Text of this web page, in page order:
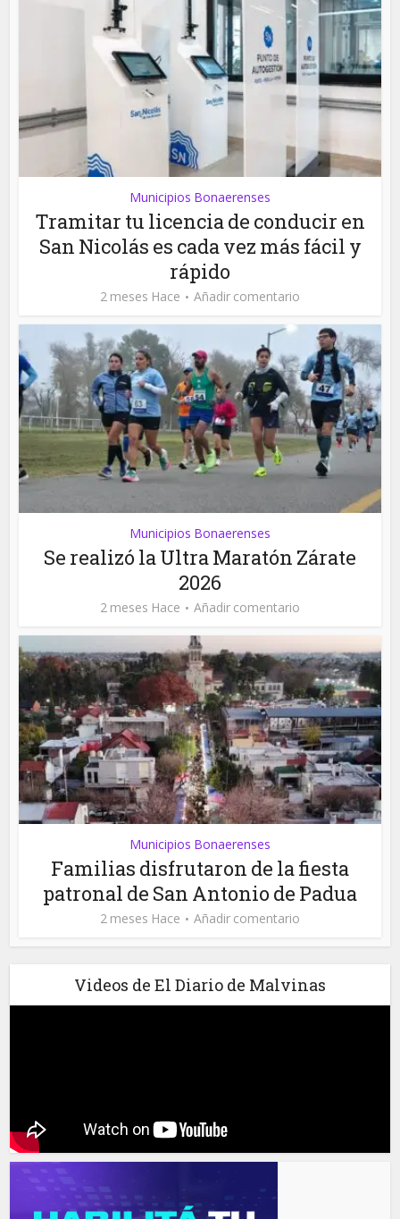
Municipios Bonaerenses
Tramitar tu licencia de conducir en
San Nicolás es cada vez más fácil y
rápido
2 meses Hace Añadir comentario
Municipios Bonaerenses
Se realizó la Ultra Maratón Zárate
2026
2 meses Hace Añadir comentario
Municipios Bonaerenses
Familias disfrutaron de la fiesta
patronal de San Antonio de Padua
2 meses Hace Añadir comentario
Videos de El Diario de Malvinas